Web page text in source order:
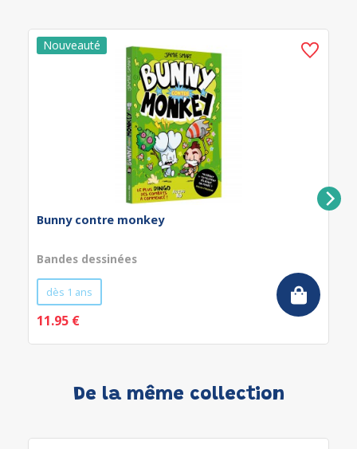
Bunny contre monkey
Bandes dessinées
dès 1 ans
11.95 €
De la même collection